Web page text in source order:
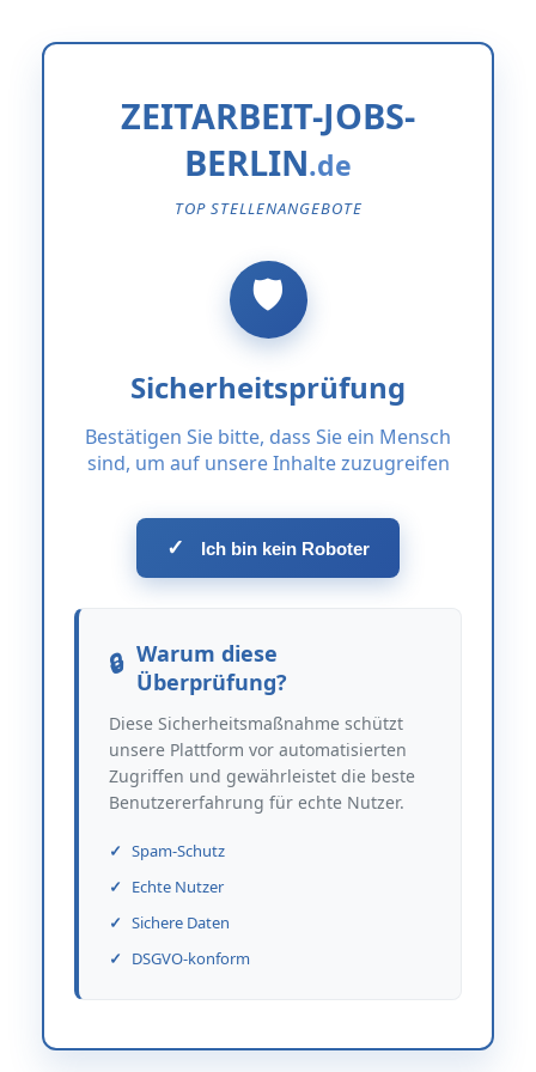
ZEITARBEIT-JOBS-
BERLIN
TOP STELLENANGEBOTE
Sicherheitsprüfung
Bestätigen Sie bitte, dass Sie ein Mensch
sind, um auf unsere Inhalte zuzugreifen
✓ Ich bin kein Roboter
Warum diese
Überprüfung?
Diese Sicherheitsmaßnahme schützt
unsere Plattform vor automatisierten
Zugriffen und gewährleistet die beste
Benutzererfahrung für echte Nutzer.
Spam-Schutz
Echte Nutzer
Sichere Daten
DSGVO-konform